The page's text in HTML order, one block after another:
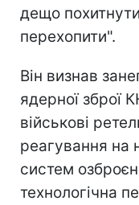
дещо
перехопити".
Він визнав
ядерної зброї
військові
реагування на
систем
технологічна